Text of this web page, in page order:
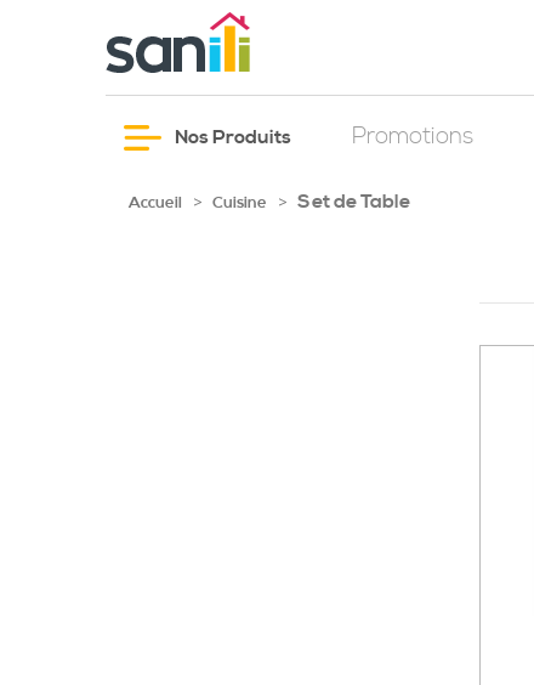
Nos Produits Promotions
Accueil > Cuisine > Set de Table